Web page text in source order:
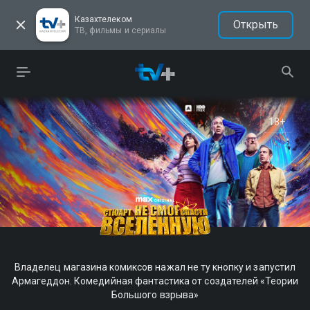
Казахтелеком
ТВ, фильмы и сериалы
Открыть
18+
считает убытки. Продолжение культового
мультфильма!
Владелец магазина комиксов нажал не ту кнопку и запустил
Армагеддон. Комедийная фантастика от создателей «Теории
Большого взрыва»
Крабс уже считает убытки. Продолжение
мультфильма!
комиксов нажал не ту кнопку и запустил
фантастика от создателей «Теории
Большого взрыва»